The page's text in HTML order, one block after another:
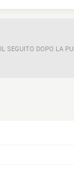
IL SEGUITO DOPO LA